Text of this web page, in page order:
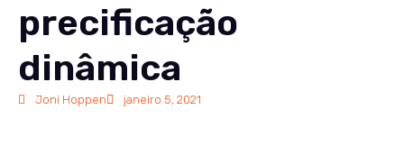
precificação
dinâmica
Joni Hoppen janeiro 5, 2021